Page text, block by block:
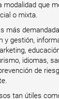
modalidad que
o mixta.
más
y gestión,
idiomas,
de
tan útiles